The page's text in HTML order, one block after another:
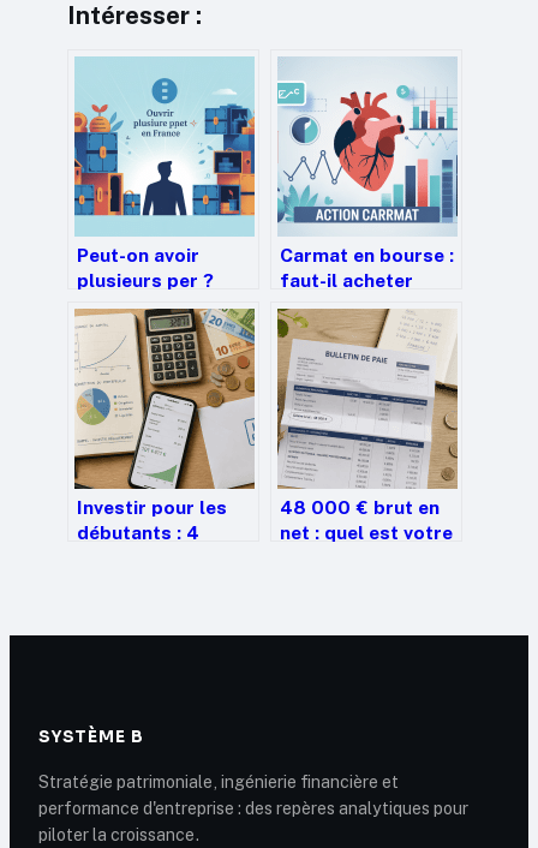
Intéresser :
Peut-on avoir
plusieurs per ?
tout comprendre
pour optimiser
votre épargne
retraite
Carmat en bourse :
faut-il acheter
l’action aujourd’hui
?
Investir pour les
débutants : 4
votre patrimoine
48 000 € brut en
net : quel est votre
SYSTÈME B
Stratégie patrimoniale, ingénierie financière et
performance d'entreprise : des repères analytiques pour
piloter la croissance.